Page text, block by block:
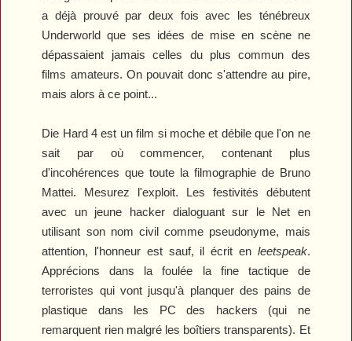
a déjà prouvé par deux fois avec les ténébreux
Underworld que ses idées de mise en scène ne
dépassaient jamais celles du plus commun des
films amateurs. On pouvait donc s'attendre au pire,
mais alors à ce point...
Die Hard 4 est un film si moche et débile que l'on ne
sait par où commencer, contenant plus
d'incohérences que toute la filmographie de Bruno
Mattei. Mesurez l'exploit. Les festivités débutent
avec un jeune hacker dialoguant sur le Net en
utilisant son nom civil comme pseudonyme, mais
attention, l'honneur est sauf, il écrit en leetspeak.
Apprécions dans la foulée la fine tactique de
terroristes qui vont jusqu'à planquer des pains de
plastique dans les PC des hackers (qui ne
remarquent rien malgré les boîtiers transparents). Et